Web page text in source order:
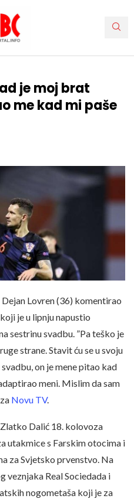
je moj brat
me kad mi paše
Lovren (36) komentirao
je u lipnju napustio
sestrinu svadbu. ”Pa teško je
strane. Stavit ću se u svoju
on je mene pitao kad
meni. Mislim da sam
Novu TV.
Dalić 18. kolovoza
utakmice s Farskim otocima i
za Svjetsko prvenstvo. Na
veznjaka Real Sociedada i
nogometaša koji je za